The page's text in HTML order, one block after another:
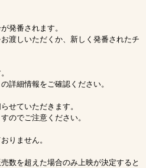
発番されます。
渡しいただくか、新しく発番されたチ
詳細情報をご確認ください。
せていただきます。
のでご注意ください。
りません。
数を超えた場合のみ上映が決定すると